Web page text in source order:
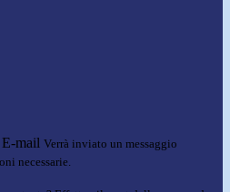
E-mail Verrà inviato un messaggio
necessarie.